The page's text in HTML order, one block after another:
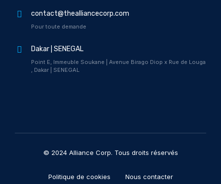
contact@thealliancecorp.com
Pour toute demande
Dakar | SENEGAL
Point E, Immeuble Soukane | Avenue Birago Diop x Rue de Louga
, Dakar | SENEGAL
© 2024 Alliance Corp. Tous droits réservés
Politique de cookies Nous contacter